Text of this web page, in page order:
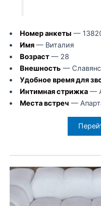
Номер анкеты —
Имя— Виталия
Возраст— 28
Внешность —
Удобное время для
Интимная стрижка—
Места встреч —